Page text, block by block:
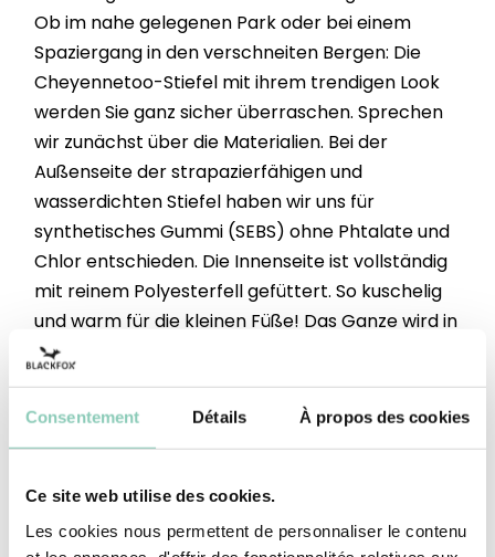
Consentement Détails À propos des cookies
Ce site web utilise des cookies.
Les cookies nous permettent de personnaliser le contenu
Ob im nahe gelegenen Park oder bei einem
Spaziergang in den verschneiten Bergen: Die
Cheyennetoo-Stiefel mit ihrem trendigen Look
werden Sie ganz sicher überraschen. Sprechen
wir zunächst über die Materialien. Bei der
Außenseite der strapazierfähigen und
wasserdichten Stiefel haben wir uns für
synthetisches Gummi (SEBS) ohne Phtalate und
Chlor entschieden. Die Innenseite ist vollständig
mit reinem Polyesterfell gefüttert. So kuschelig
und warm für die kleinen Füße! Das Ganze wird in
Europa hergestellt. Die Cheyennetoo-Stiefel mit
ihrer täuschend echt wirkenden Leder- und
Wildleder-Optik sind dennoch absolut
wasserdicht und für die ganze Familie erhältlich.
Pfützen und frischen Schnee zu springen.